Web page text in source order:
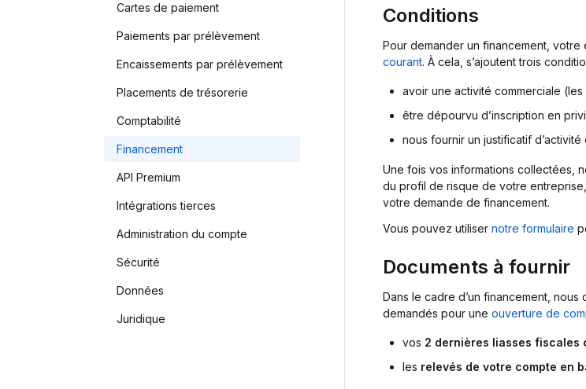
Conditions
Pour demander un financement, votre
courant. À cela, s’ajoutent trois
avoir une activité commerciale
être dépourvu d’inscription en
nous fournir un justificatif
Une fois vos informations collectées,
du profil de risque de votre
votre demande de financement.
Vous pouvez utiliser notre formulaire
Documents à fournir
Dans le cadre d’un financement,
demandés pour une ouverture de
vos 2 dernières liasses fiscales
les relevés de votre compte en
Cartes de paiement
Paiements par prélèvement
Encaissements par prélèvement
Placements de trésorerie
Comptabilité
Financement
API Premium
Intégrations tierces
Administration du compte
Sécurité
Données
Juridique